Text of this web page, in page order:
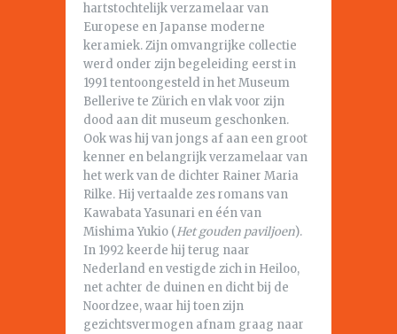
hartstochtelijk verzamelaar van
Europese en Japanse moderne
keramiek. Zijn omvangrijke collectie
werd onder zijn begeleiding eerst in
1991 tentoongesteld in het Museum
Bellerive te Zürich en vlak voor zijn
dood aan dit museum geschonken.
Ook was hij van jongs af aan een groot
kenner en belangrijk verzamelaar van
het werk van de dichter Rainer Maria
Rilke. Hij vertaalde zes romans van
Kawabata Yasunari en één van
Mishima Yukio (Het gouden paviljoen).
In 1992 keerde hij terug naar
Nederland en vestigde zich in Heiloo,
net achter de duinen en dicht bij de
Noordzee, waar hij toen zijn
gezichtsvermogen afnam graag naar